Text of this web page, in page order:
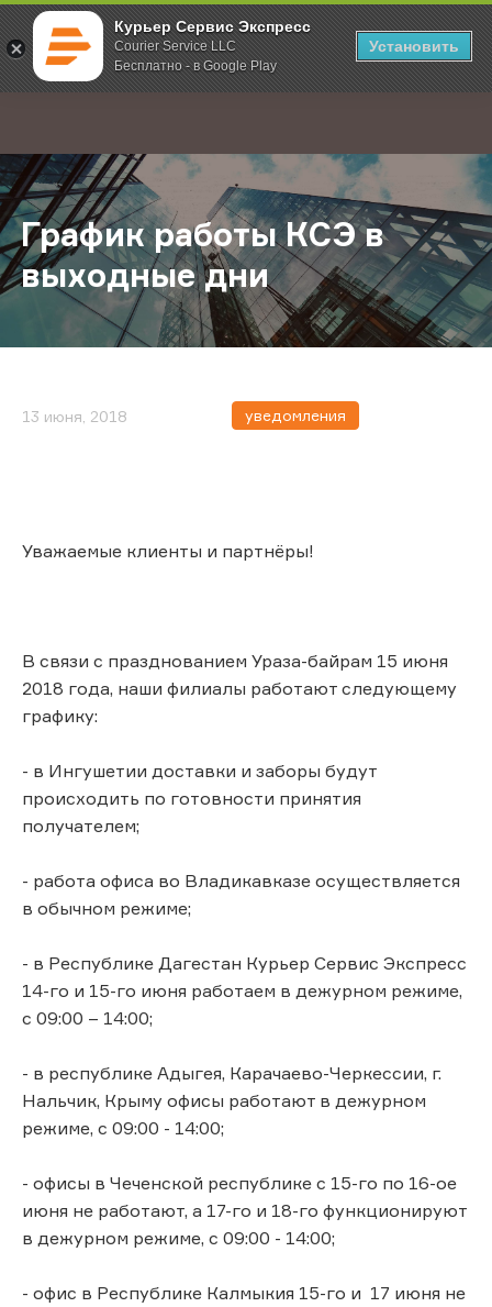
Курьер Сервис Экспресс
Courier Service LLC
Бесплатно - в Google Play
Установить
; Главная О компании Новости График работы КСЭ в выходные
График работы КСЭ в
выходные дни
13 июня, 2018 уведомления
Уважаемые клиенты и партнёры!
В связи с празднованием Ураза-байрам 15 июня
2018 года, наши филиалы работают следующему
графику:
- в Ингушетии доставки и заборы будут
происходить по готовности принятия
получателем;
- работа офиса во Владикавказе осуществляется
в обычном режиме;
- в Республике Дагестан Курьер Сервис Экспресс
14-го и 15-го июня работаем в дежурном режиме,
с 09:00 – 14:00;
- в республике Адыгея, Карачаево-Черкессии, г.
Нальчик, Крыму офисы работают в дежурном
режиме, с 09:00 - 14:00;
- офисы в Чеченской республике с 15-го по 16-ое
июня не работают, а 17-го и 18-го функционируют
в дежурном режиме, с 09:00 - 14:00;
- офис в Республике Калмыкия 15-го и 17 июня не